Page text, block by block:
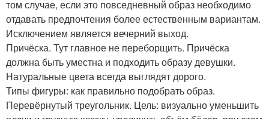
том случае, если это повседневный образ необходимо
отдавать предпочтения более естественным вариантам.
Исключением является вечерний выход.
Причёска. Тут главное не переборщить. Причёска
должна быть уместна и подходить образу девушки.
Натуральные цвета всегда выглядят дорого.
Типы фигуры: как правильно подобрать образ.
Перевёрнутый треугольник. Цель: визуально уменьшить